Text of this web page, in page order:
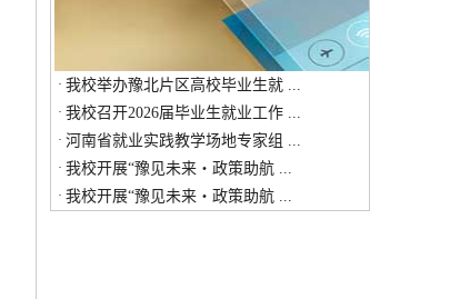
· 我校举办豫北片区高校毕业生就 ...
· 我校召开2026届毕业生就业工作 ...
· 河南省就业实践教学场地专家组 ...
· 我校开展“豫见未来・政策助航 ...
· 我校开展“豫见未来・政策助航 ...